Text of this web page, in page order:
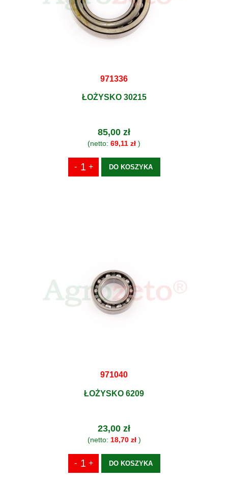
971336
ŁOŻYSKO 30215
85,00 zł
(netto: 69,11 zł )
DO KOSZYKA
971040
ŁOŻYSKO 6209
23,00 zł
(netto: 18,70 zł)
DO KOSZYKA